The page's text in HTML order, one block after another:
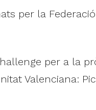
per la
per a la
Valenciana: